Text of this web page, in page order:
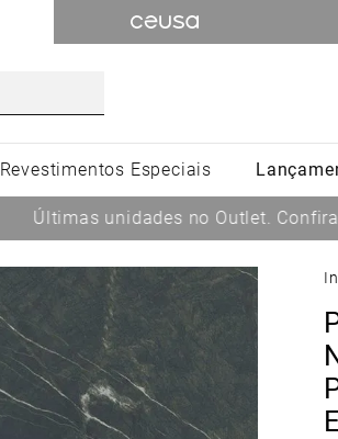
Revestimentos Especiais
Últimas unidades no Outlet. Confira!